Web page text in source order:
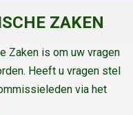
ZAKEN
Zaken is om uw vragen
Heeft u vragen stel
via het